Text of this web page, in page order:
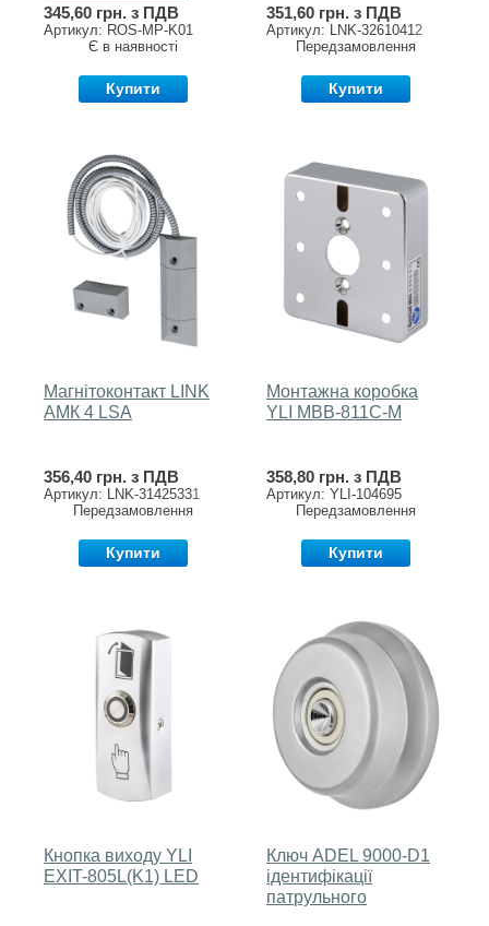
K6255
345,60 грн. з ПДВ
Артикул: ROS-MP-K01
Є в наявності
Купити
351,60 грн. з ПДВ
Артикул: LNK-32610412
Передзамовлення
Купити
Магнітоконтакт LINK
AМК 4 LSA
356,40 грн. з ПДВ
Артикул: LNK-31425331
Передзамовлення
Купити
Монтажна коробка
YLI MBB-811C-M
358,80 грн. з ПДВ
Артикул: YLI-104695
Передзамовлення
Купити
Кнопка виходу YLI
EXIT-805L(K1) LED
Ключ ADEL 9000-D1
ідентифікації
патрульного